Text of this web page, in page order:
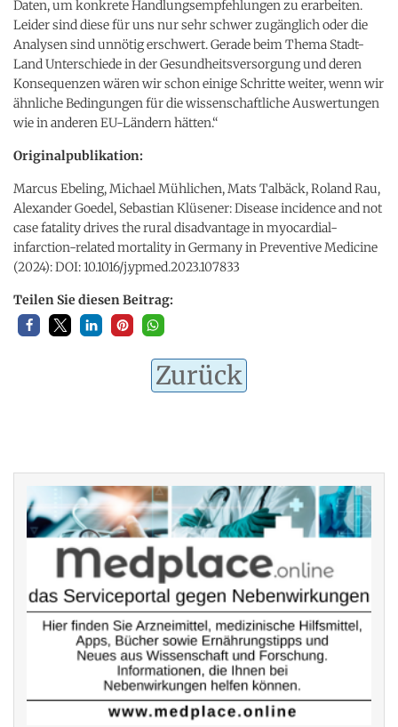
Daten, um konkrete Handlungsempfehlungen zu erarbeiten.
Leider sind diese für uns nur sehr schwer zugänglich oder die
Analysen sind unnötig erschwert. Gerade beim Thema Stadt-
Land Unterschiede in der Gesundheitsversorgung und deren
Konsequenzen wären wir schon einige Schritte weiter, wenn wir
ähnliche Bedingungen für die wissenschaftliche Auswertungen
wie in anderen EU-Ländern hätten.“
Originalpublikation:
Marcus Ebeling, Michael Mühlichen, Mats Talbäck, Roland Rau,
Alexander Goedel, Sebastian Klüsener: Disease incidence and not
case fatality drives the rural disadvantage in myocardial-
infarction-related mortality in Germany in Preventive Medicine
(2024): DOI: 10.1016/j.ypmed.2023.107833
Teilen Sie diesen Beitrag:
Zurück